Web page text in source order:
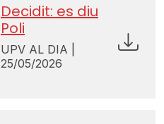
Decidit: es diu
Poli
UPV AL DIA |
25/05/2026